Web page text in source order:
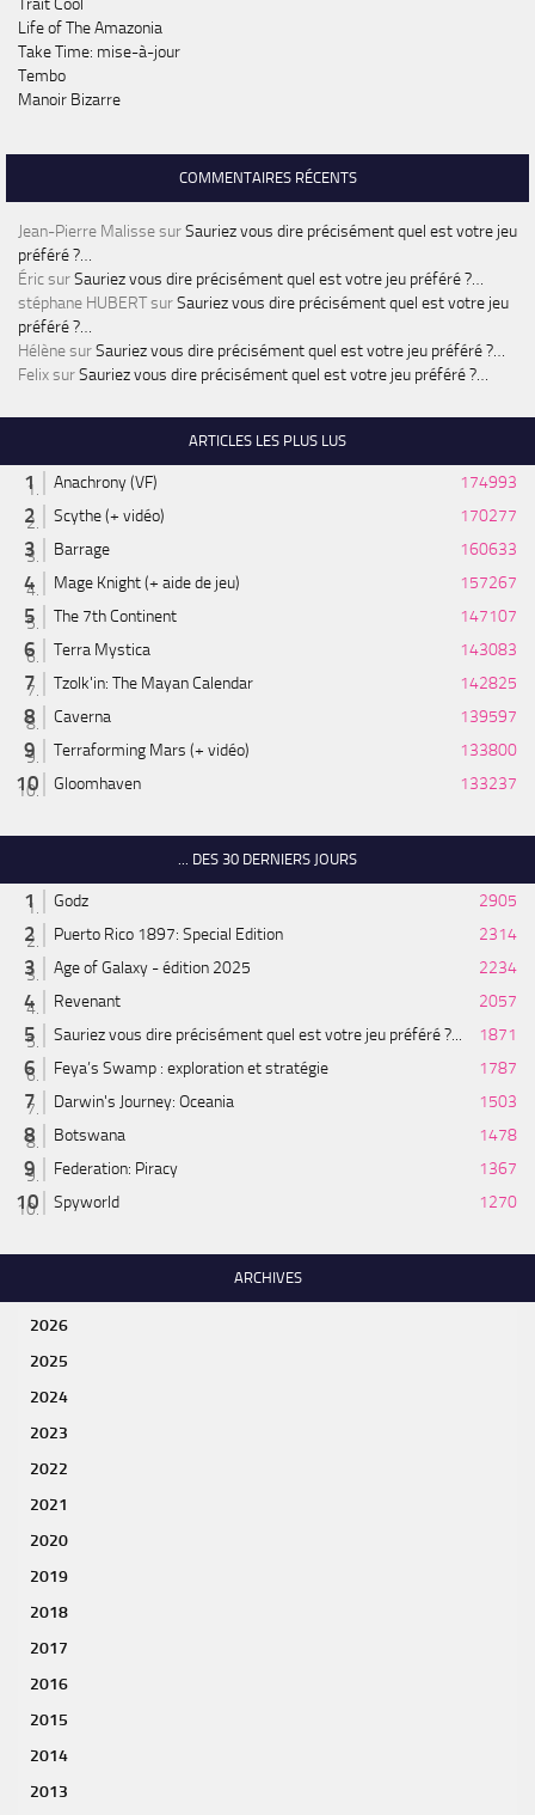
Life of The Amazonia
Take Time: mise-à-jour
Tembo
Manoir Bizarre
COMMENTAIRES RÉCENTS
Jean-Pierre MalissesurSauriez vous dire précisément quel est votre jeu
préféré ?…
ÉricsurSauriez vous dire précisément quel est votre jeu préféré ?…
stéphane HUBERTsurSauriez vous dire précisément quel est votre jeu
préféré ?…
HélènesurSauriez vous dire précisément quel est votre jeu préféré ?…
FelixsurSauriez vous dire précisément quel est votre jeu préféré ?…
ARTICLES LES PLUS LUS
Anachrony (VF)
174993
Scythe (+ vidéo)
170277
Barrage
160633
Mage Knight (+ aide de jeu)
157267
The 7th Continent
147107
Terra Mystica
143083
Tzolk'in: The Mayan Calendar
142825
Caverna
139597
Terraforming Mars (+ vidéo)
133800
Gloomhaven
133237
... DES 30 DERNIERS JOURS
Godz
2905
Puerto Rico 1897: Special Edition
2314
Age of Galaxy - édition 2025
2234
Revenant
2057
Sauriez vous dire précisément quel est votre jeu préféré ?...
1871
Feya’s Swamp : exploration et stratégie
1787
Darwin's Journey: Oceania
1503
Botswana
1478
Federation: Piracy
1367
Spyworld
1270
ARCHIVES
2026
2025
2024
2023
2022
2021
2020
2019
2018
2017
2016
2015
2014
2013